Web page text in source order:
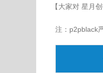
【大家对 星月
注：p2pblack